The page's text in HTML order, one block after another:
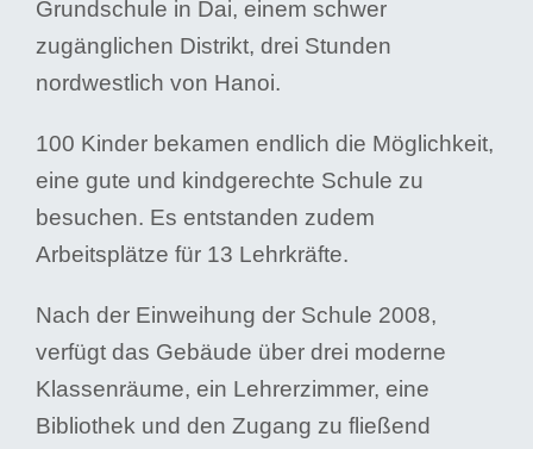
Grundschule in Dai, einem schwer
zugänglichen Distrikt, drei Stunden
nordwestlich von Hanoi.
100 Kinder bekamen endlich die Möglichkeit,
eine gute und kindgerechte Schule zu
besuchen. Es entstanden zudem
Arbeitsplätze für 13 Lehrkräfte.
Nach der Einweihung der Schule 2008,
verfügt das Gebäude über drei moderne
Klassenräume, ein Lehrerzimmer, eine
Bibliothek und den Zugang zu fließend